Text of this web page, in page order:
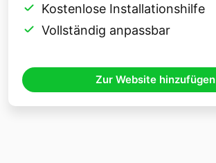
Kostenlose Installationshilfe
Vollständig anpassbar
Zur Website hinzufügen